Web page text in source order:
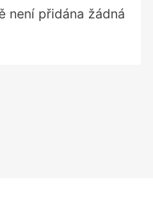
není přidána žádná